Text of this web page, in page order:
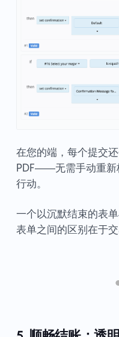
在您的端，每个提交
PDF——无需手动重新
行动。
一个以沉默结束的表
表单之间的区别在于